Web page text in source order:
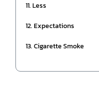
11. Less
12. Expectations
13. Cigarette Smoke